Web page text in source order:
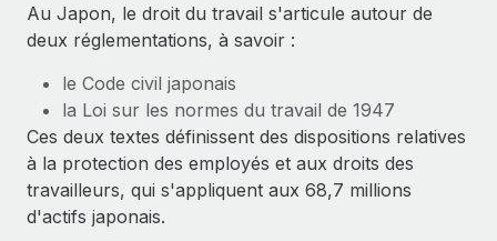
Demandez aux experts
Recevez des conseils d’experts sur les RH à
l’international et la conformité
Contrôles d’antécédents
Devenir partenaire
Remote Build Bientôt disponible
Conseil en intégrations et automatisations assistées par
l’IA
Salle de presse
Données sur les salaires et les talents
Centre de ressources
Obtenir de l’aide
Voir toutes les ressources
Au Japon, le droit du travail s'articule autour de
deux réglementations, à savoir :
le Code civil japonais
la Loi sur les normes du travail de 1947
Ces deux textes définissent des dispositions relatives
à la protection des employés et aux droits des
travailleurs, qui s'appliquent aux 68,7 millions
d'actifs japonais.